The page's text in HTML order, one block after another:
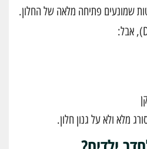
שמונעים פתיחה מלאה של החלון.
מלא ולא על גנון חלון.